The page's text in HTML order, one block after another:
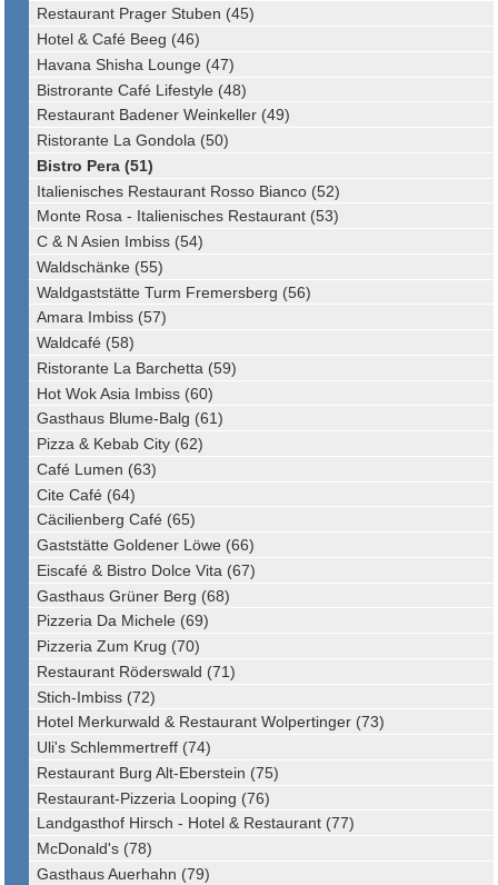
Restaurant Prager Stuben (45)
Hotel & Café Beeg (46)
Havana Shisha Lounge (47)
Bistrorante Café Lifestyle (48)
Restaurant Badener Weinkeller (49)
Ristorante La Gondola (50)
Bistro Pera (51)
Italienisches Restaurant Rosso Bianco (52)
Monte Rosa - Italienisches Restaurant (53)
C & N Asien Imbiss (54)
Waldschänke (55)
Waldgaststätte Turm Fremersberg (56)
Amara Imbiss (57)
Waldcafé (58)
Ristorante La Barchetta (59)
Hot Wok Asia Imbiss (60)
Gasthaus Blume-Balg (61)
Pizza & Kebab City (62)
Café Lumen (63)
Cite Café (64)
Cäcilienberg Café (65)
Gaststätte Goldener Löwe (66)
Eiscafé & Bistro Dolce Vita (67)
Gasthaus Grüner Berg (68)
Pizzeria Da Michele (69)
Pizzeria Zum Krug (70)
Restaurant Röderswald (71)
Stich-Imbiss (72)
Hotel Merkurwald & Restaurant Wolpertinger (73)
Uli's Schlemmertreff (74)
Restaurant Burg Alt-Eberstein (75)
Restaurant-Pizzeria Looping (76)
Landgasthof Hirsch - Hotel & Restaurant (77)
McDonald's (78)
Gasthaus Auerhahn (79)